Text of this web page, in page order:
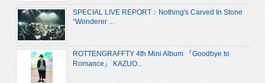
SPECIAL LIVE REPORT：Nothing's Carved In Stone
“Wonderer ...
ROTTENGRAFFTY 4th Mini Album 『Goodbye to
Romance』 KAZUO...